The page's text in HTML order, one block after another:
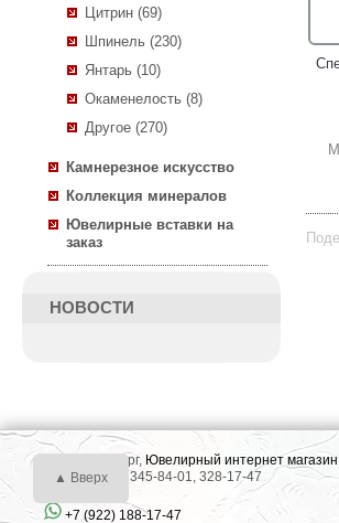
Цитрин (69)
Шпинель (230)
Янтарь (10)
Окаменелость (8)
Другое (270)
Камнерезное искусство
Коллекция минералов
Ювелирные вставки на
заказ
НОВОСТИ
г. Екатеринбург, Ювелирный интернет магазин
Тел.: +7 (343) 345-84-01, 328-17-47
+7 (922) 188-17-47
▲ Вверх